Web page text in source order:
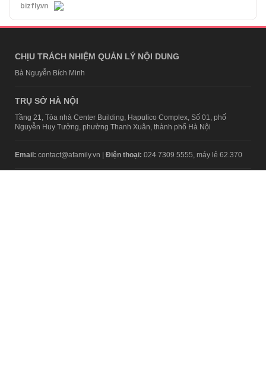
bizfly.vn
CHỊU TRÁCH NHIỆM QUẢN LÝ NỘI DUNG
Bà Nguyễn Bích Minh
TRỤ SỞ HÀ NỘI
Tầng 21, Tòa nhà Center Building, Hapulico Complex, Số 01, phố
Nguyễn Huy Tưởng, phường Thanh Xuân, thành phố Hà Nội
Email: contact@afamily.vn | Điện thoại: 024 7309 5555, máy lẻ 62.370